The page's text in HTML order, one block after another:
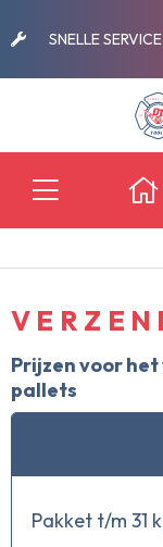
SNELLE SERVICE
Zoek naar
Prijzen voor
pallets
Pakket t/m 31